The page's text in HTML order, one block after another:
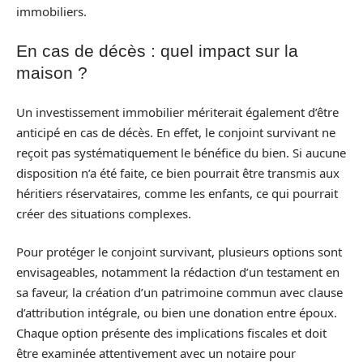
immobiliers.
En cas de décès : quel impact sur la
maison ?
Un investissement immobilier mériterait également d’être
anticipé en cas de décès. En effet, le conjoint survivant ne
reçoit pas systématiquement le bénéfice du bien. Si aucune
disposition n’a été faite, ce bien pourrait être transmis aux
héritiers réservataires, comme les enfants, ce qui pourrait
créer des situations complexes.
Pour protéger le conjoint survivant, plusieurs options sont
envisageables, notamment la rédaction d’un testament en
sa faveur, la création d’un patrimoine commun avec clause
d’attribution intégrale, ou bien une donation entre époux.
Chaque option présente des implications fiscales et doit
être examinée attentivement avec un notaire pour